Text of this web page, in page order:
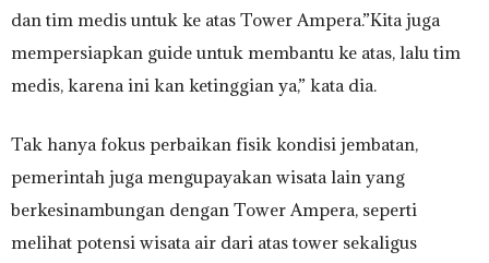
dan tim medis untuk ke atas Tower Ampera.”Kita juga
mempersiapkan guide untuk membantu ke atas, lalu tim
medis, karena ini kan ketinggian ya,” kata dia.
Tak hanya fokus perbaikan fisik kondisi jembatan,
pemerintah juga mengupayakan wisata lain yang
berkesinambungan dengan Tower Ampera, seperti
melihat potensi wisata air dari atas tower sekaligus